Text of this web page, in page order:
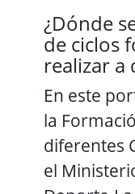
¿Dónde
de ciclos
realizar a
En este
la
diferentes
el